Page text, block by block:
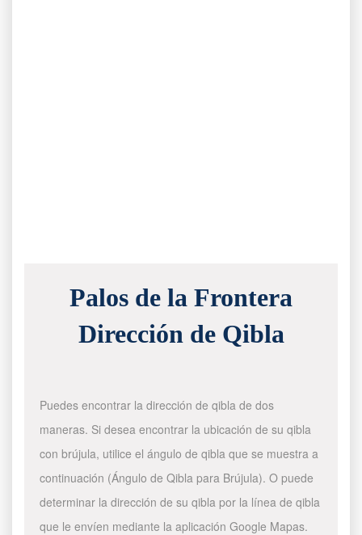
Palos de la Frontera
Dirección de Qibla
Puedes encontrar la dirección de qibla de dos
maneras. Si desea encontrar la ubicación de su qibla
con brújula, utilice el ángulo de qibla que se muestra a
continuación (Ángulo de Qibla para Brújula). O puede
determinar la dirección de su qibla por la línea de qibla
que le envíen mediante la aplicación Google Mapas.